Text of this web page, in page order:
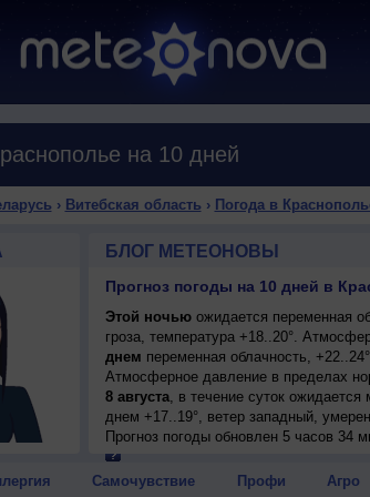
на 10 дней
› Витебская область › Погода в
БЛОГ МЕТЕОНОВЫ
Этой ночьюожидается переменная
гроза, температура +18..20°.
днем переменная облачность,
Атмосферное давление в пределах
8 августа, в течение суток ожидается
днем +17..19°, ветер западный,
9 августа, в течение суток
+22..24°, ветер западный, умеренный.
10 августа, ожидается ясная погода;
Прогноз погоды обновлен 5 часов 34
Самочувствие Профи Агро